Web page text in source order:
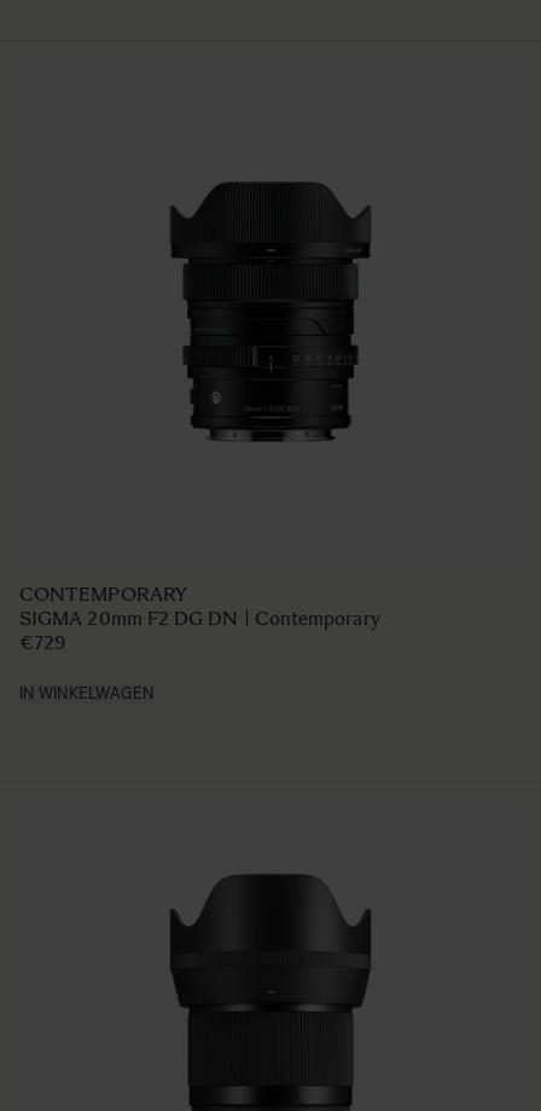
CONTEMPORARY
SIGMA 20mm F2 DG DN | Contemporary
€729
IN WINKELWAGEN